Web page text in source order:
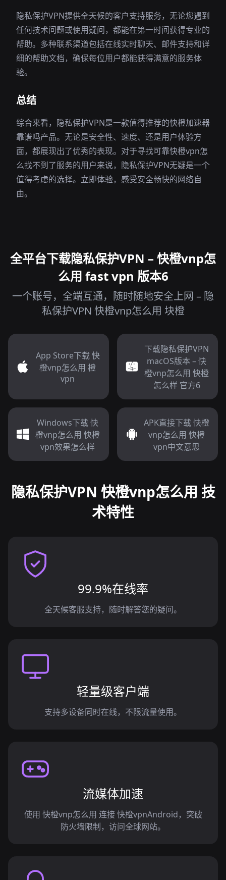
隐私保护VPN提供全天候的客户支持服务，无论您遇到
任何技术问题或使用疑问，都能在第一时间获得专业的
帮助。多种联系渠道包括在线实时聊天、邮件支持和详
细的帮助文档，确保每位用户都能获得满意的服务体
验。
总结
综合来看，隐私保护VPN是一款值得推荐的快橙加速器
靠谱吗产品。无论是安全性、速度、还是用户体验方
面，都展现出了优秀的表现。对于寻找可靠快橙vpn怎
么找不到了服务的用户来说，隐私保护VPN无疑是一个
值得考虑的选择。立即体验，感受安全畅快的网络自
由。
全平台下载隐私保护VPN – 快橙vnp怎
么用 fast vpn 版本6
一个账号，全端互通，随时随地安全上网 – 隐
私保护VPN 快橙vnp怎么用 块橙
App Store下载 快
橙vnp怎么用 橙
vpn
下载隐私保护VPN
macOS版本 – 快
橙vnp怎么用 快橙
怎么样 官方6
Windows下载 快
橙vnp怎么用 快橙
vpn效果怎么样
APK直接下载 快橙
vnp怎么用 快橙
vpn中文意思
隐私保护VPN 快橙vnp怎么用 技
术特性
99.9%在线率
全天候客服支持，随时解答您的疑问。
轻量级客户端
支持多设备同时在线，不限流量使用。
流媒体加速
使用 快橙vnp怎么用 连接 快橙vpnAndroid，突破
防火墙限制，访问全球网站。